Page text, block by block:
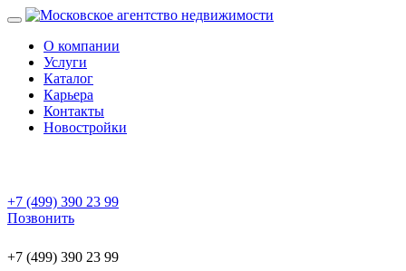
О компании
Услуги
Каталог
Карьера
Контакты
Новостройки
+7 (499) 390 23 99
Позвонить
+7 (499) 390 23 99